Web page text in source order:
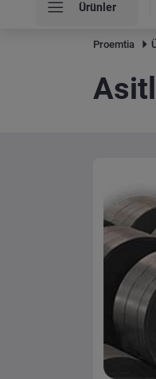
Ürünler
Proemtia